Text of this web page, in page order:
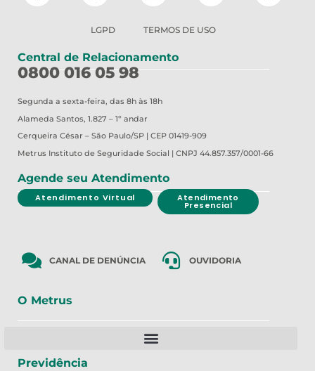
LGPD TERMOS DE USO
Central de Relacionamento
0800 016 05 98
Segunda a sexta-feira, das 8h às 18h
Alameda Santos, 1.827 – 1º andar
Cerqueira César – São Paulo/SP | CEP 01419-909
Metrus Instituto de Seguridade Social | CNPJ 44.857.357/0001-66
Agende seu Atendimento
Atendimento Virtual Atendimento
Presencial
CANAL DE DENÚNCIA OUVIDORIA
O Metrus
Previdência